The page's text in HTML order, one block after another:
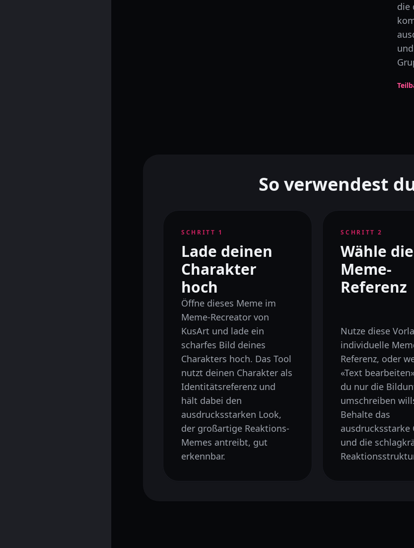
die
So verwendest
SCHRITT 1
Lade deinen
Charakter
hoch
Öffne dieses Meme im
Meme-Recreator von
KusArt und lade ein
scharfes Bild deines
Charakters hoch. Das Tool
nutzt deinen Charakter als
Identitätsreferenz und
hält dabei den
ausdrucksstarken Look,
der großartige Reaktions-
Memes antreibt, gut
erkennbar.
SCHRITT 2
Wähle die
Meme-
Referenz
Nutze diese
individuelle
Referenz, oder
«Text
du nur die
umschreiben
Behalte das
ausdrucksstarke
und die